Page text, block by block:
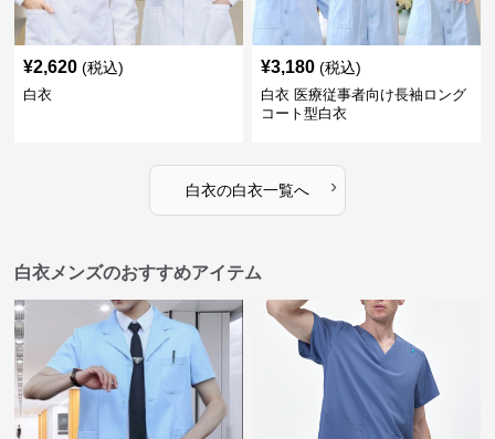
¥2,620 (税込)
白衣
¥3,180 (税込)
白衣 医療従事者向け長袖ロング
コート型白衣
白衣の白衣一覧へ ›
白衣メンズのおすすめアイテム